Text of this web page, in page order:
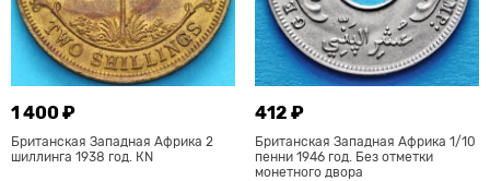
1 400 ₽
Британская Западная Африка 2
шиллинга 1938 год. КN
412 ₽
Британская Западная Африка 1/10
пенни 1946 год. Без отметки
монетного двора